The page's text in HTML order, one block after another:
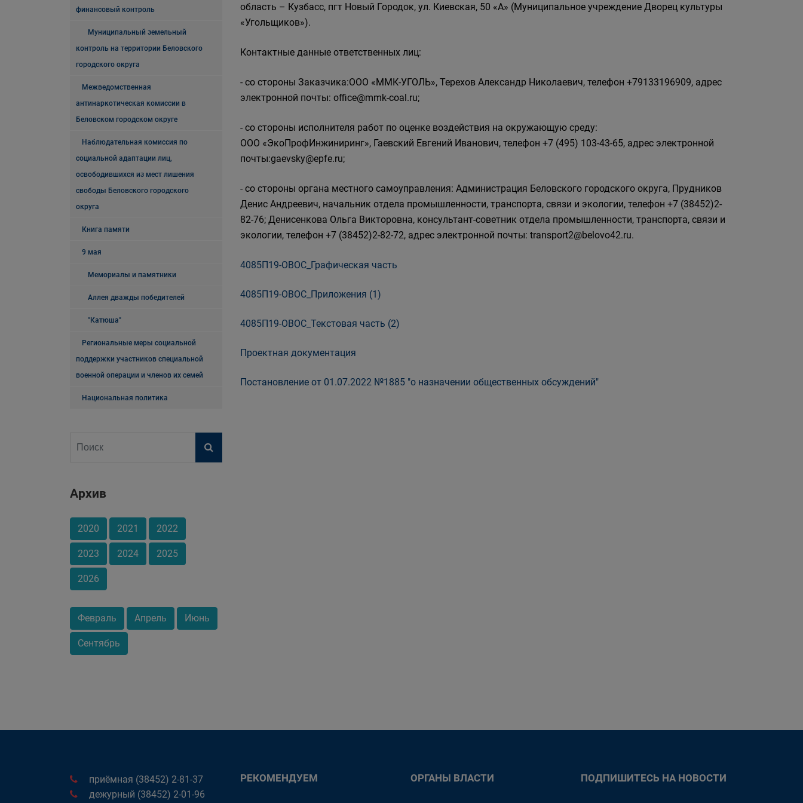
финансовый контроль
Муниципальный земельный
контроль на территории Беловского
городского округа
Межведомственная
антинаркотическая комиссии в
Беловском городском округе
Наблюдательная комиссия по
социальной адаптации лиц,
освободившихся из мест лишения
свободы Беловского городского
округа
Книга памяти
9 мая
Мемориалы и памятники
Аллея дважды победителей
"Катюша"
Региональные меры социальной
поддержки участников специальной
военной операции и членов их семей
Национальная политика
Архив
2020 2021 2022
2023 2024 2025
2026
Февраль Апрель Июнь
Сентябрь
область – Кузбасс, пгт Новый Городок, ул. Киевская, 50 «А» (Муниципальное учреждение Дворец культуры
«Угольщиков»).
Контактные данные ответственных лиц:
- со стороны Заказчика:ООО «ММК-УГОЛЬ», Терехов Александр Николаевич, телефон +79133196909, адрес
электронной почты: office@mmk-coal.ru;
- со стороны исполнителя работ по оценке воздействия на окружающую среду:
ООО «ЭкоПрофИнжиниринг», Гаевский Евгений Иванович, телефон +7 (495) 103-43-65, адрес электронной
почты:gaevsky@epfe.ru;
- со стороны органа местного самоуправления: Администрация Беловского городского округа, Прудников
Денис Андреевич, начальник отдела промышленности, транспорта, связи и экологии, телефон +7 (38452)2-
82-76; Денисенкова Ольга Викторовна, консультант-советник отдела промышленности, транспорта, связи и
экологии, телефон +7 (38452)2-82-72, адрес электронной почты: transport2@belovo42.ru.
4085П19-ОВОС_Графическая часть
4085П19-ОВОС_Приложения (1)
4085П19-ОВОС_Текстовая часть (2)
Проектная документация
Постановление от 01.07.2022 №1885 "о назначении общественных обсуждений"
приёмная (38452) 2-81-37
дежурный (38452) 2-01-96
РЕКОМЕНДУЕМ ОРГАНЫ ВЛАСТИ ПОДПИШИТЕСЬ НА НОВОСТИ